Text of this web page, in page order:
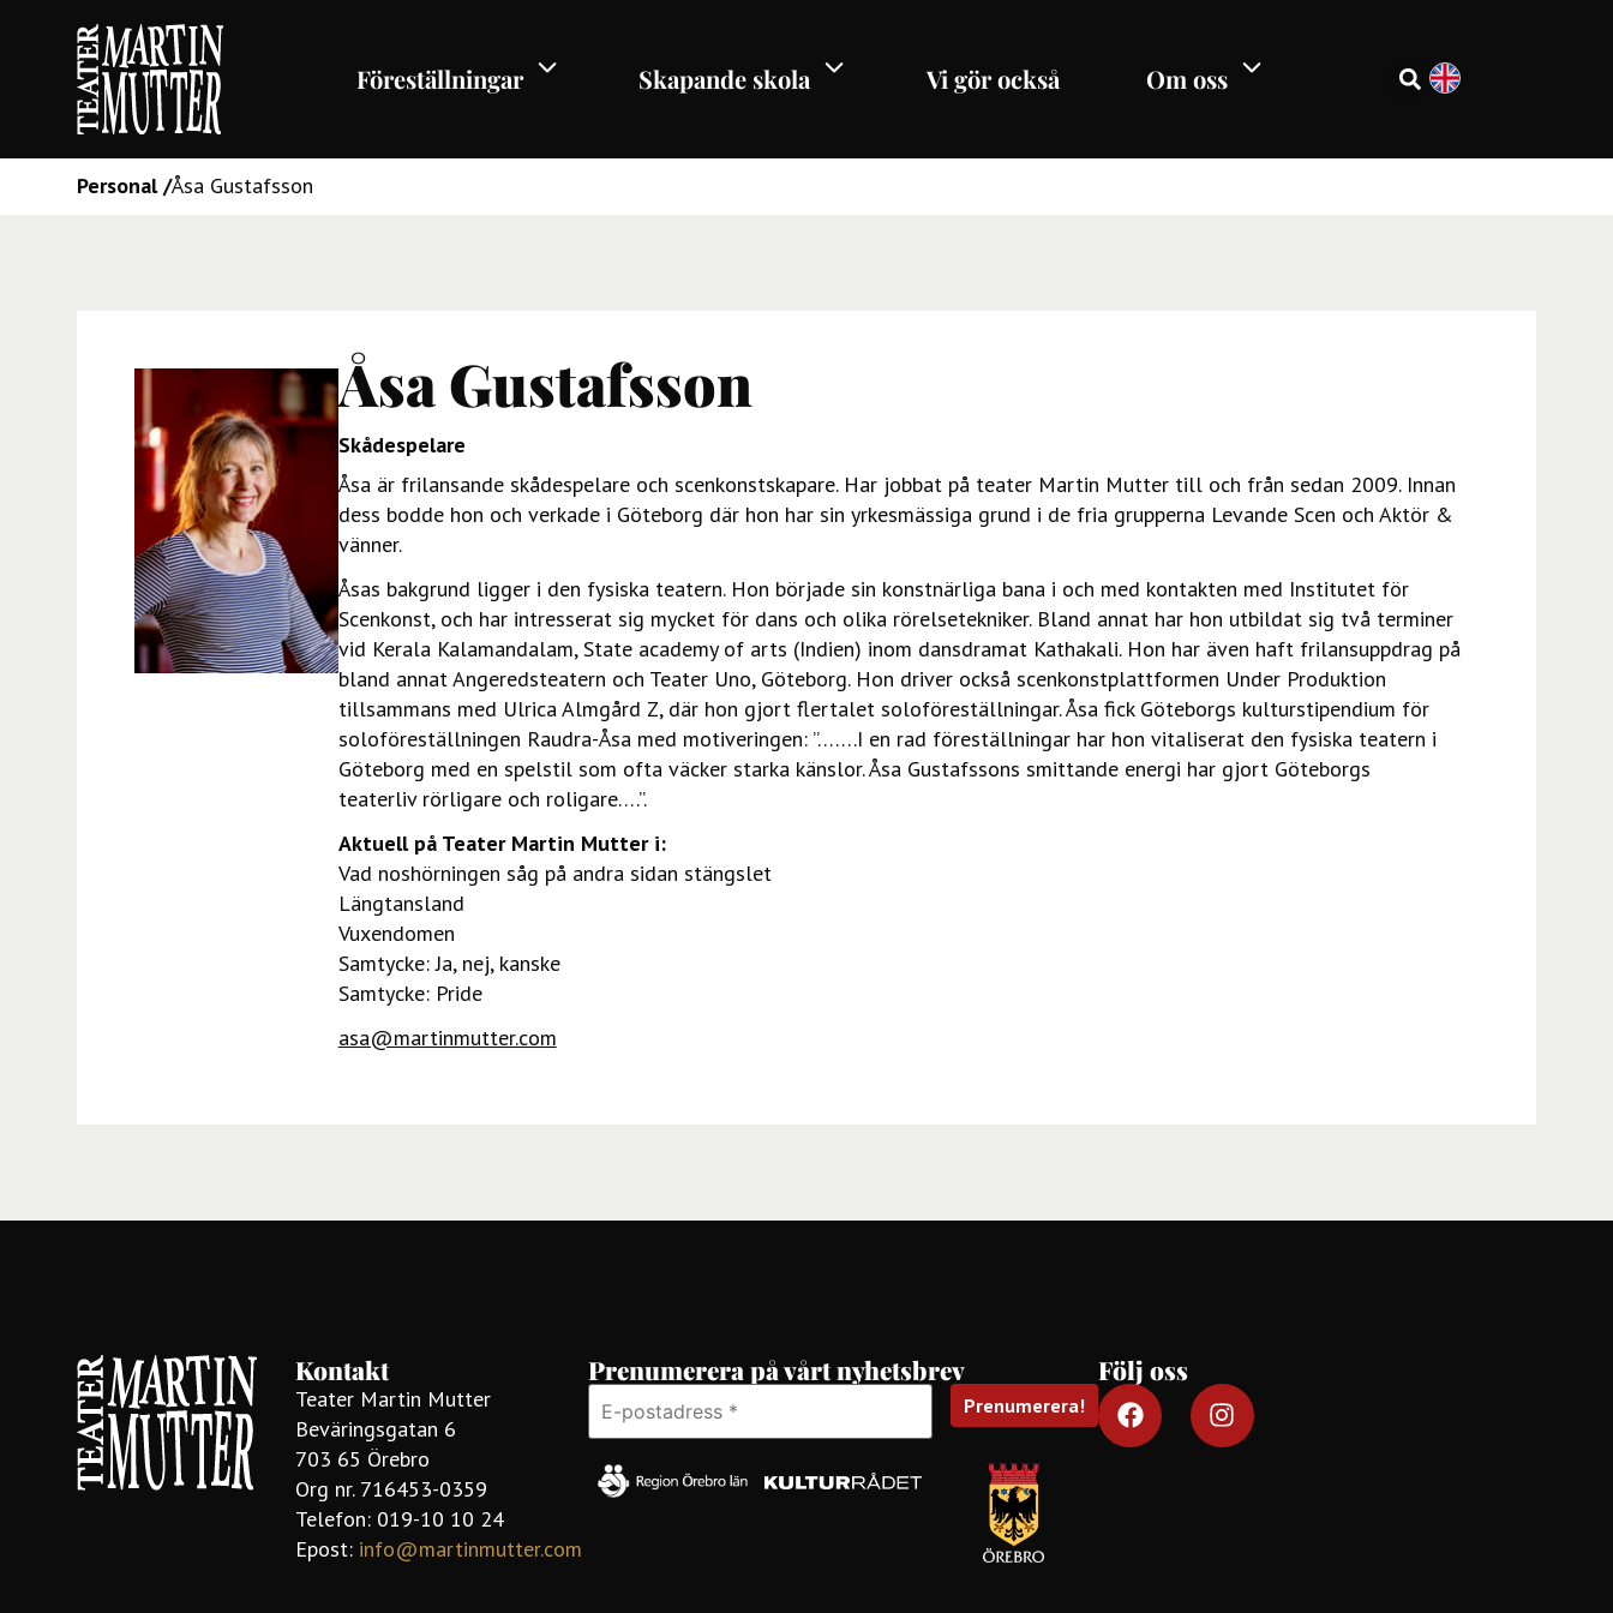
Föreställningar Skapande skola Vi gör också Om oss
Personal /Åsa Gustafsson
Åsa Gustafsson
Skådespelare
Åsa är frilansande skådespelare och scenkonstskapare. Har jobbat på teater Martin Mutter till och från sedan 2009. Innan
dess bodde hon och verkade i Göteborg där hon har sin yrkesmässiga grund i de fria grupperna Levande Scen och Aktör &
vänner.
Åsas bakgrund ligger i den fysiska teatern. Hon började sin konstnärliga bana i och med kontakten med Institutet för
Scenkonst, och har intresserat sig mycket för dans och olika rörelsetekniker. Bland annat har hon utbildat sig två terminer
vid Kerala Kalamandalam, State academy of arts (Indien) inom dansdramat Kathakali. Hon har även haft frilansuppdrag på
bland annat Angeredsteatern och Teater Uno, Göteborg. Hon driver också scenkonstplattformen Under Produktion
tillsammans med Ulrica Almgård Z, där hon gjort flertalet soloföreställningar. Åsa fick Göteborgs kulturstipendium för
soloföreställningen Raudra-Åsa med motiveringen: ”…….I en rad föreställningar har hon vitaliserat den fysiska teatern i
Göteborg med en spelstil som ofta väcker starka känslor. Åsa Gustafssons smittande energi har gjort Göteborgs
teaterliv rörligare och roligare….”.
Aktuell på Teater Martin Mutter i:
Vad noshörningen såg på andra sidan stängslet
Längtansland
Vuxendomen
Samtycke: Ja, nej, kanske
Samtycke: Pride
asa@martinmutter.com
Kontakt
Teater Martin Mutter
Beväringsgatan 6
703 65 Örebro
Org nr. 716453-0359
Telefon: 019-10 10 24
Epost: info@martinmutter.com
Prenumerera på vårt nyhetsbrev Följ oss